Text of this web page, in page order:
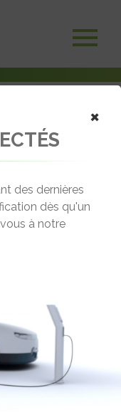
HR
×
des dernières
dès qu'un
à notre